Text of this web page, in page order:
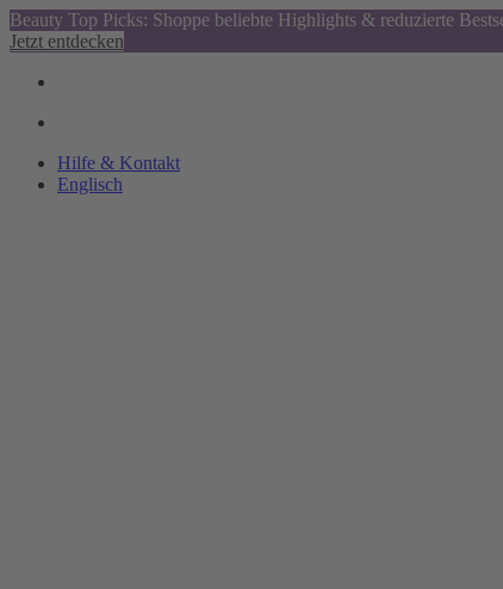
Beauty Top Picks: Shoppe beliebte Highlights & reduzierte
Jetzt entdecken
Hilfe & Kontakt
Englisch